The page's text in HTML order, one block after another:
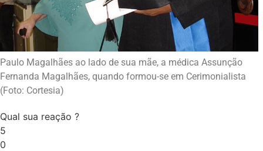
Paulo Magalhães ao lado de sua mãe, a médica Assunção
Fernanda Magalhães, quando formou-se em Cerimonialista
(Foto: Cortesia)
Qual sua reação ?
5
0